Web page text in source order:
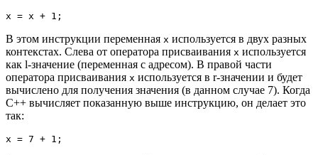
x = x + 1 ;
В этом инструкции переменная x используется в двух разных
контекстах. Слева от оператора присваивания x используется
как l-значение (переменная с адресом). В правой части
оператора присваивания x используется в r-значении и будет
вычислено для получения значения (в данном случае 7). Когда
C++ вычисляет показанную выше инструкцию, он делает это
так:
x = 7 + 1 ;